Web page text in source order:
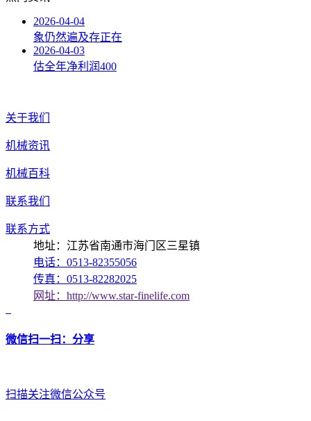
2026-04-04
象仍然遍及存正在
2026-04-03
估全年净利润400
关于我们
机械资讯
机械百科
联系我们
联系方式
地址：江苏省南通市海门区三星镇
电话：0513-82355056
传真：0513-82282025
网址：http://www.star-finelife.com
微信扫一扫：分享
扫描关注微信公众号